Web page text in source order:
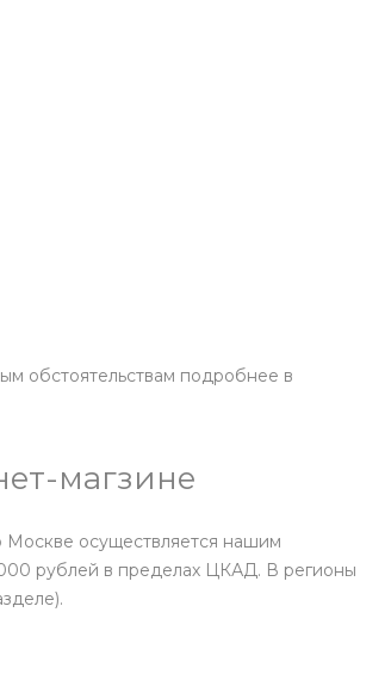
обстоятельствам подробнее в
магзине
Москве осуществляется нашим
рублей в пределах ЦКАД. В регионы